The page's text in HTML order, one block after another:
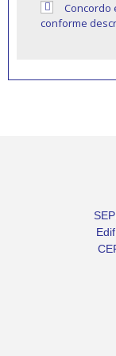
Concordo
conforme